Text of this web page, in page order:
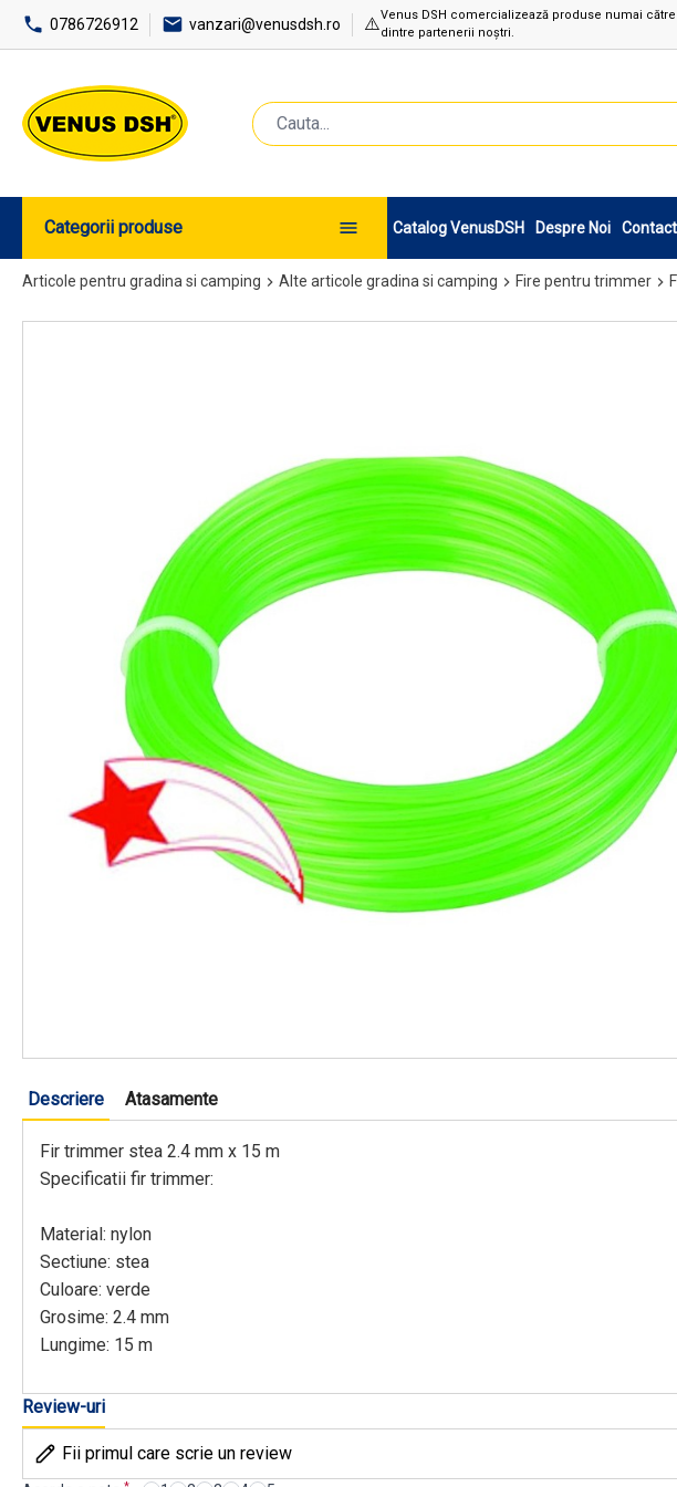
0786726912 vanzari@venusdsh.ro ⚠️Venus DSH comercializează produse numai
dintre partenerii noștri.
Categorii produse Catalog VenusDSH Despre Noi Contact
Articole pentru gradina si camping Alte articole gradina si camping Fire pentru trimmer
Descriere Atasamente
Fir trimmer stea 2.4 mm x 15 m
Specificatii fir trimmer:
Material: nylon
Sectiune: stea
Culoare: verde
Grosime: 2.4 mm
Lungime: 15 m
Review-uri
Fii primul care scrie un review